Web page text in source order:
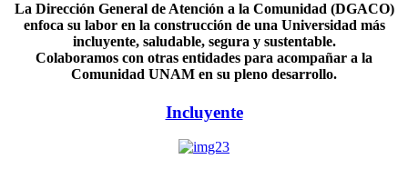
La Dirección General de Atención a la Comunidad (DGACO)
enfoca su labor en la construcción de una Universidad más
incluyente, saludable, segura y sustentable.
Colaboramos con otras entidades para acompañar a la
Comunidad UNAM en su pleno desarrollo.
Incluyente